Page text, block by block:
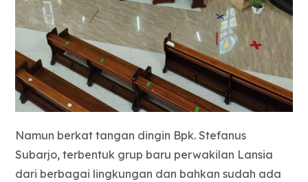
Namun berkat tangan dingin Bpk. Stefanus
Subarjo, terbentuk grup baru perwakilan Lansia
dari berbagai lingkungan dan bahkan sudah ada